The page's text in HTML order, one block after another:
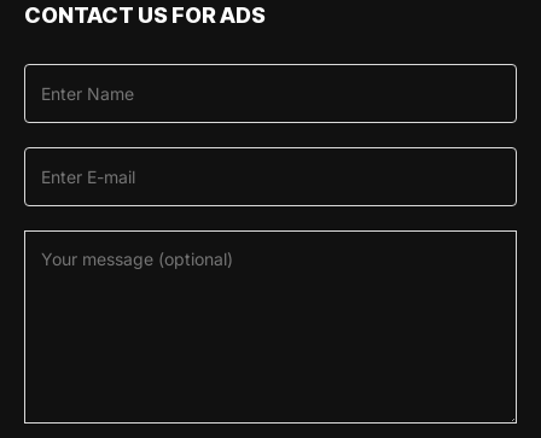
CONTACT US FOR ADS